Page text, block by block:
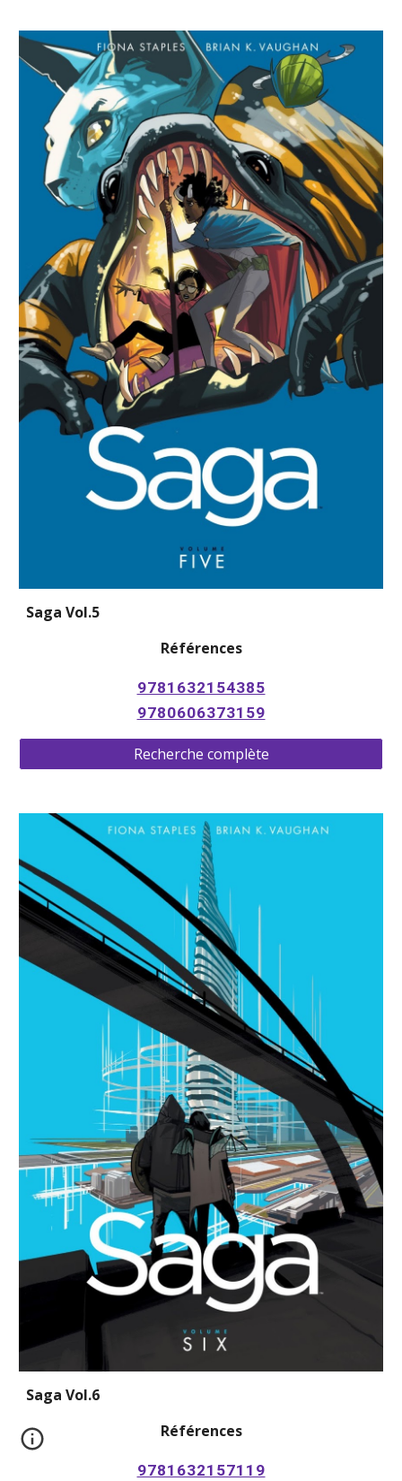
Saga Vol.5
Références
9781632154385
9780606373159
Recherche complète
Saga Vol.6
Références
9781632157119